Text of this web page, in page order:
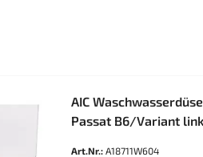
AIC
Passat B6/Variant
Art.Nr.: A18711W604